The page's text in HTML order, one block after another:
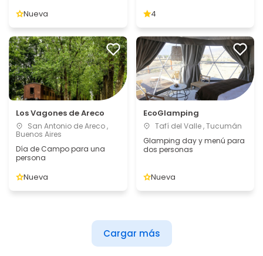
Nueva 4
Los Vagones de Areco
San Antonio de Areco ,
Buenos Aires
Día de Campo para una
persona
Nueva
EcoGlamping
Tafí del Valle , Tucumán
Glamping day y menú para
dos personas
Nueva
Cargar más